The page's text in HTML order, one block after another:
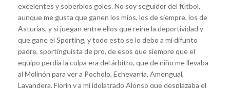
excelentes y soberbios goles. No soy seguidor del fútbol,
aunque me gusta que ganen los míos, los de siempre, los de
Asturias, y si juegan entre ellos que reine la deportividad y
que gane el Sporting, y todo esto se lo debo a mi difunto
padre, sportinguista de pro, de esos que siempre que el
equipo perdía la culpa era del árbitro, que de niño me llevaba
al Molinón para ver a Pocholo, Echevarría, Amengual,
Lavandera, Florín y a mi idolatrado Alonso que desplazaba el